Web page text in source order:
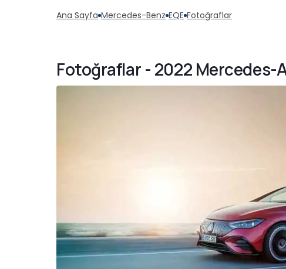
Ana Sayfa Mercedes-Benz EQE Fotoğraflar
Fotoğraflar - 2022 Mercedes-